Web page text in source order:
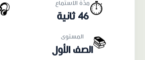
⏱️مدّة الاستماع
46 ثانية
📚 المستوى
الصف الأول